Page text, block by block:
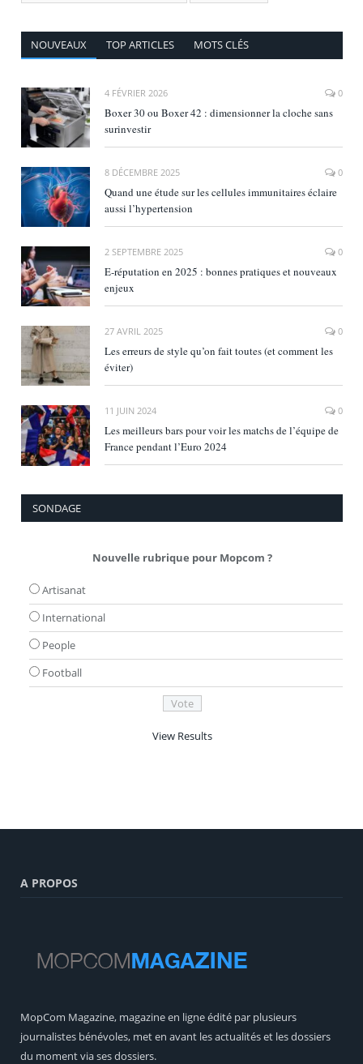
NOUVEAUX TOP ARTICLES MOTS CLÉS
4 FÉVRIER 2026 0
Boxer 30 ou Boxer 42 : dimensionner la cloche sans
surinvestir
8 DÉCEMBRE 2025 0
Quand une étude sur les cellules immunitaires éclaire
aussi l’hypertension
2 SEPTEMBRE 2025 0
E‑réputation en 2025 : bonnes pratiques et nouveaux
enjeux
27 AVRIL 2025 0
Les erreurs de style qu’on fait toutes (et comment les
éviter)
11 JUIN 2024 0
Les meilleurs bars pour voir les matchs de l’équipe de
France pendant l’Euro 2024
SONDAGE
Nouvelle rubrique pour Mopcom ?
Artisanat
International
People
Football
View Results
A PROPOS
MopCom Magazine, magazine en ligne édité par plusieurs
journalistes bénévoles, met en avant les actualités et les dossiers
du moment via ses dossiers.